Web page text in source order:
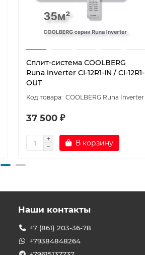
Сплит-система СOOLBERG
Runa inverter CI-12R1-IN / CI-12R1-
OUT
СOOLBERG Runa Inverter
37 500 ₽
В корзину
Наши контакты
+7 (861) 203-36-78
+79384848264